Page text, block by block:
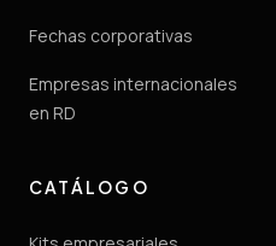
Fechas corporativas
Empresas internacionales
en RD
CATÁLOGO